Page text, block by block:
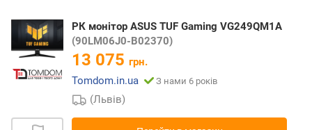
РК монітор ASUS TUF Gaming VG249QM1A
(90LM06J0-B02370)
13 075 грн.
Tomdom.in.ua
З нами 6 років
(Львів)